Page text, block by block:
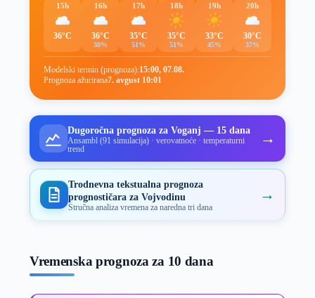
15h
36°C
16h
36°C
38%
17h
35°C
51%
18h
35°C
51%
19h
33°C
45%
20h
30°C
37%
Modelski termin (prognoza):15:00, 07.08.
Prognoza ažurirana7. avgust 10:01
Dugoročna prognoza za Voganj — 15 dana
Ansambl (91 simulacija) · verovatnoće · temperaturni
trend
→
Trodnevna tekstualna prognoza
prognostičara za Vojvodinu
Stručna analiza vremena za naredna tri dana
→
Vremenska prognoza za 10 dana